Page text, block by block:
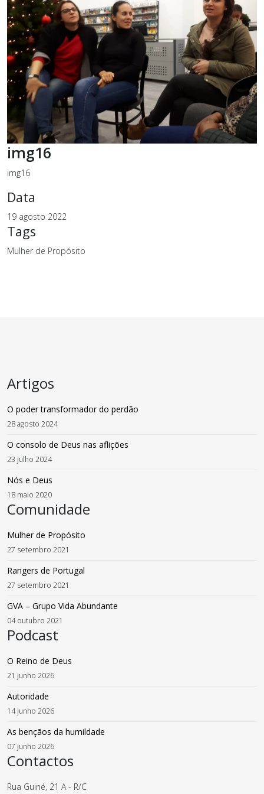
img16
img16
Data
19 agosto 2022
Tags
Mulher de Propósito
Artigos
O poder transformador do perdão
28 agosto 2024
O consolo de Deus nas aflições
23 julho 2024
Nós e Deus
18 maio 2020
Comunidade
Mulher de Propósito
27 setembro 2021
Rangers de Portugal
27 setembro 2021
GVA – Grupo Vida Abundante
04 outubro 2021
Podcast
O Reino de Deus
21 junho 2026
Autoridade
14 junho 2026
As bençãos da humildade
07 junho 2026
Contactos
Rua Guiné, 21 A - R/C